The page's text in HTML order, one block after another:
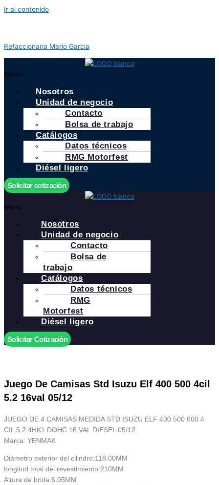
Ir al contenido
Refaccionaria Mario Garcia
Menú
Nosotros
Unidad de negocio
Contacto
Bolsa de trabajo
Catálogos
Datos técnicos
RMG Motorfest
Diésel ligero
Solicitar cotización
Menú
Nosotros
Unidad de negocio
Contacto
Bolsa de
trabajo
Catálogos
Datos técnicos
RMG
Motorfest
Diésel ligero
Solicitar Cotización
Juego De Camisas Std Isuzu Elf 400 500 4cil
5.2 16val 05/12
JUEGO DE 4 CAMISAS MEDIDA STD ISUZU ELF 400 500 600 4
CIL 5.2 4HK1 DOHC 16 VAL DIESEL 05/12
Marca: YENMAK
Diámetro exterior del cilindro:118.00MM
longitud total del revestimiento:210MM
Altura de brida:6.05MM